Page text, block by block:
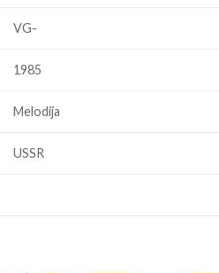
VG-
1985
Melodija
USSR